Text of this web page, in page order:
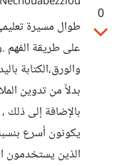
0
على طريقة الفهم
والورق،الكتابة
بدلاً من تدوين
بالإضافة إلى ذلك
الذين يستخدمون